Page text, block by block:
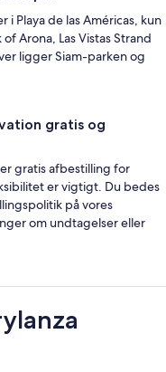
Playa de las Américas, kun
Arona, Las Vistas Strand
ligger Siam-parken og
gratis og
gratis afbestilling for
er vigtigt. Du bedes
på vores
om undtagelser eller